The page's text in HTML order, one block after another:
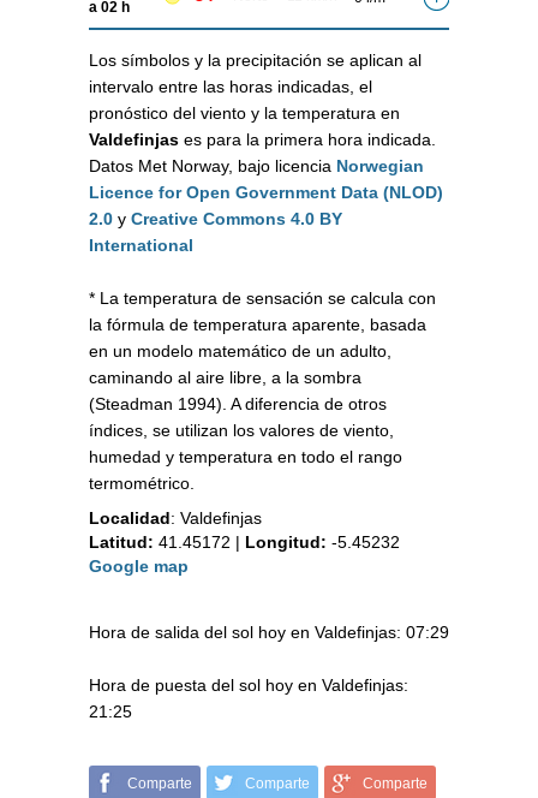
a 02 h
Los símbolos y la precipitación se aplican al
intervalo entre las horas indicadas, el
pronóstico del viento y la temperatura en
Valdefinjas es para la primera hora indicada.
Datos Met Norway, bajo licencia Norwegian
Licence for Open Government Data (NLOD)
2.0 y Creative Commons 4.0 BY
International
* La temperatura de sensación se calcula con
la fórmula de temperatura aparente, basada
en un modelo matemático de un adulto,
caminando al aire libre, a la sombra
(Steadman 1994). A diferencia de otros
índices, se utilizan los valores de viento,
humedad y temperatura en todo el rango
termométrico.
Localidad: Valdefinjas
Latitud: 41.45172 | Longitud: -5.45232
Google map
Hora de salida del sol hoy en Valdefinjas: 07:29
Hora de puesta del sol hoy en Valdefinjas:
21:25
Comparte Comparte Comparte